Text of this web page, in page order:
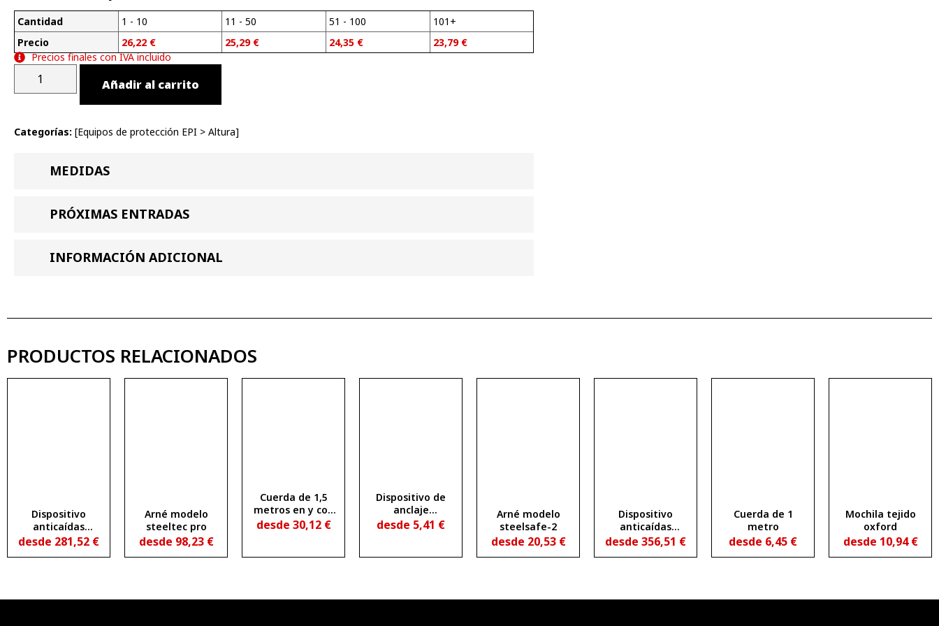
Cantidad
Precio
1 - 10
26,22 €
11 - 50
25,29 €
51 - 100
24,35 €
101+
23,79 €
Precios finales con IVA incluido
Añadir al carrito
Categorías: [Equipos de protección EPI > Altura]
MEDIDAS
PRÓXIMAS ENTRADAS
INFORMACIÓN ADICIONAL
PRODUCTOS RELACIONADOS
Dispositivo
anticaídas
retráctil de 10
desde 281,52 €
Arné modelo
steeltec pro
desde 98,23 €
Cuerda de 1,5
metros en y con
mosquetones
desde 30,12 €
Dispositivo de
anclaje
provisional
de 100 cm
desde 5,41 €
Arné modelo
steelsafe-2
desde 20,53 €
Dispositivo
anticaídas
retráctil de 15
desde 356,51 €
Cuerda de 1
metro
desde 6,45 €
Mochila tejido
oxford
desde 10,94€